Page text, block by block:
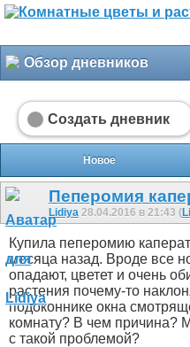
Обзор дневников
Создать дневник
Новое
Пеперомия
Lidiya 28.04.2016 в 21:43 (
Купила пеперомию
месяца назад. Вроде все
опадают, цветет и очень
растения почему-то
подоконнике окна
комнату? В чем причина?
с такой проблемой?